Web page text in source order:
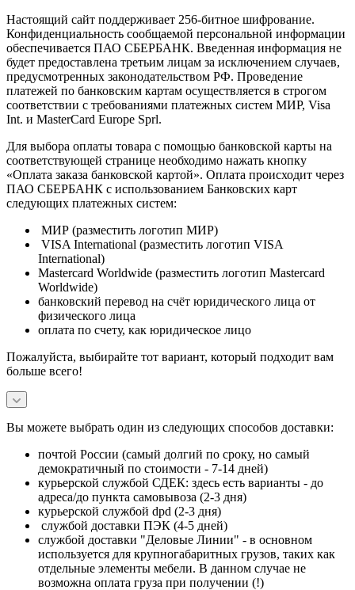
Настоящий сайт поддерживает 256-битное шифрование.
Конфиденциальность сообщаемой персональной информации
обеспечивается ПАО СБЕРБАНК. Введенная информация не
будет предоставлена третьим лицам за исключением случаев,
предусмотренных законодательством РФ. Проведение
платежей по банковским картам осуществляется в строгом
соответствии с требованиями платежных систем МИР, Visa
Int. и MasterCard Europe Sprl.
Для выбора оплаты товара с помощью банковской карты на
соответствующей странице необходимо нажать кнопку
«Оплата заказа банковской картой». Оплата происходит через
ПАО СБЕРБАНК с использованием Банковских карт
следующих платежных систем:
МИР (разместить логотип МИР)
VISA International (разместить логотип VISA
International)
Mastercard Worldwide (разместить логотип Mastercard
Worldwide)
банковский перевод на счёт юридического лица от
физического лица
оплата по счету, как юридическое лицо
Пожалуйста, выбирайте тот вариант, который подходит вам
больше всего!
Вы можете выбрать один из следующих способов доставки:
почтой России (самый долгий по сроку, но самый
демократичный по стоимости - 7-14 дней)
курьерской службой СДЕК: здесь есть варианты - до
адреса/до пункта самовывоза (2-3 дня)
курьерской службой dpd (2-3 дня)
службой доставки ПЭК (4-5 дней)
службой доставки "Деловые Линии" - в основном
используется для крупногабаритных грузов, таких как
отдельные элементы мебели. В данном случае не
возможна оплата груза при получении (!)